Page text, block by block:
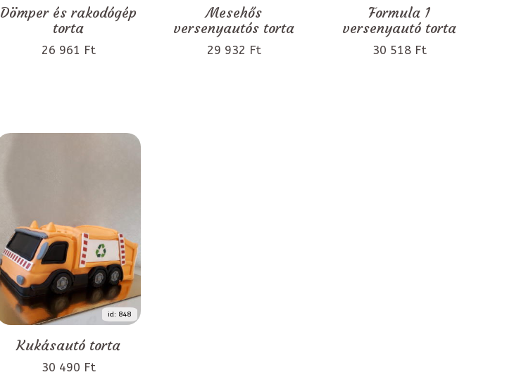
Dömper és rakodógép
torta
26 961 Ft
Mesehős
versenyautós torta
29 932 Ft
Formula 1
versenyautó torta
30 518 Ft
id: 848
Kukásautó torta
30 490 Ft